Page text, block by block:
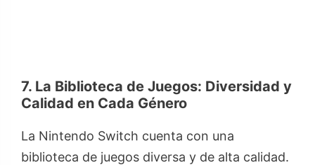
7. La Biblioteca de Juegos: Diversidad y
Calidad en Cada Género
La Nintendo Switch cuenta con una
biblioteca de juegos diversa y de alta calidad.